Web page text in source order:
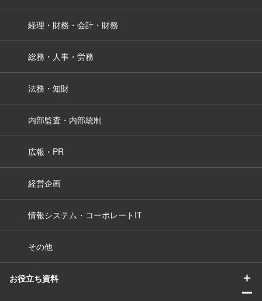
経理・財務・会計・財務
総務・人事・労務
法務・知財
内部監査・内部統制
広報・PR
経営企画
情報システム・コーポレートIT
その他
お役立ち資料
＋
ー